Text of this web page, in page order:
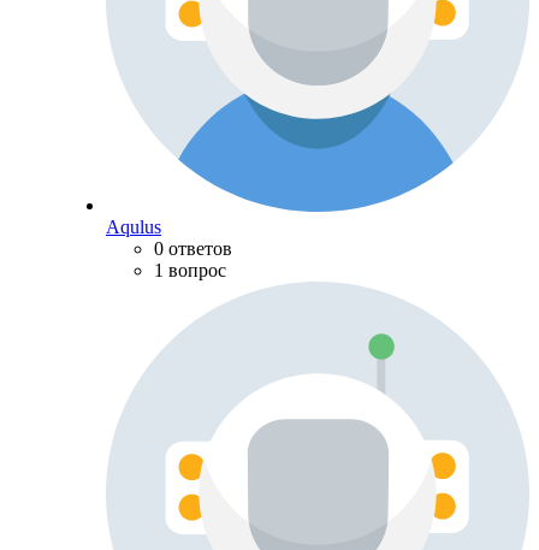
Aqulus
0 ответов
1 вопрос